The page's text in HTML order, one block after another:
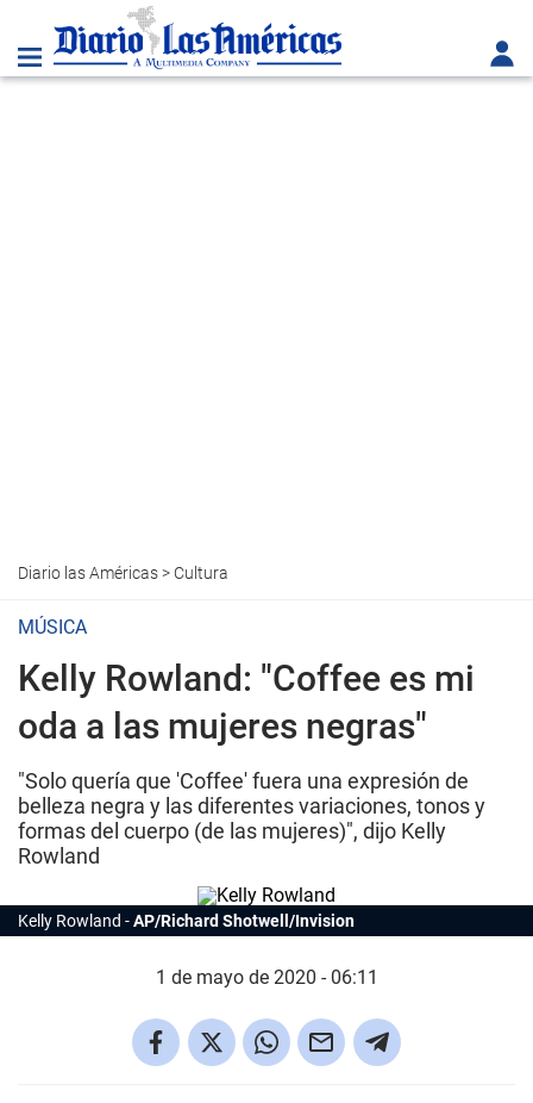
Diario las Américas> Cultura
MÚSICA
Kelly Rowland: "Coffee es mi
oda a las mujeres negras"
"Solo quería que 'Coffee' fuera una expresión de
belleza negra y las diferentes variaciones, tonos y
formas del cuerpo (de las mujeres)", dijo Kelly
Rowland
Kelly Rowland AP/Richard Shotwell/Invision
1 de mayo de 2020 - 06:11